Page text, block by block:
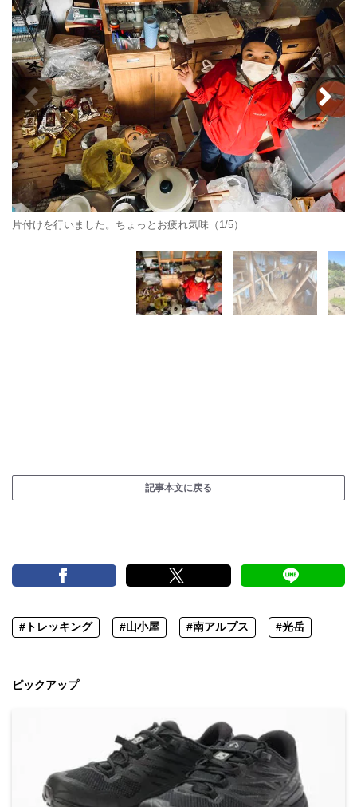
片付けを行いました。ちょっとお疲れ気味（1/5）
記事本文に戻る
#トレッキング #山小屋 #南アルプス #光岳
ピックアップ